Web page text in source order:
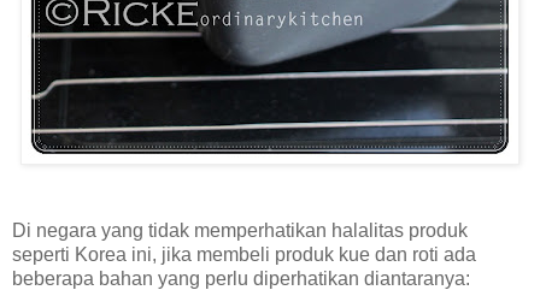
Di negara yang tidak memperhatikan halalitas produk
seperti Korea ini, jika membeli produk kue dan roti ada
beberapa bahan yang perlu diperhatikan diantaranya: